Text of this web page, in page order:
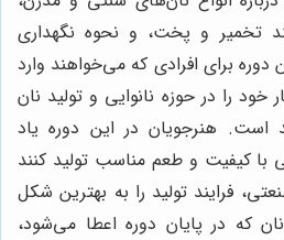
تخمیر و پخت، و نحوه نگهداری
برای افرادی که می‌خواهند وارد
خود را در حوزه نانوایی و تولید نان
است. هنرجویان در این دوره یاد
با کیفیت و طعم مناسب تولید کنند
فرایند تولید را به بهترین شکل
که در پایان دوره اعطا می‌شود،